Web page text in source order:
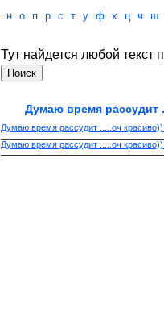
н о п р с т у ф х ц ч ш
Тут найдется любой текст
Думаю время рассудит
Думаю время рассудит .....оч
Думаю время рассудит .....оч